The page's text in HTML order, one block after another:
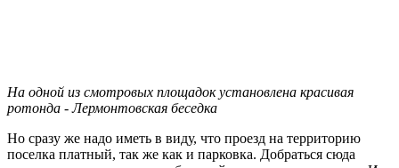
На одной из смотровых площадок установлена красивая
ротонда - Лермонтовская беседка
Но сразу же надо иметь в виду, что проезд на территорию
поселка платный, так же как и парковка. Добраться сюда